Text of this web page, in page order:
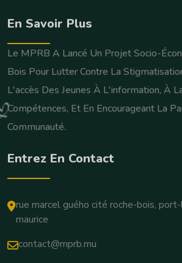
En Savoir Plus
Le MPRB A Lancé Un Projet Socio-
Bois Pour Lutter Contre La
L'accès Des Jeunes À L'information, À
Compétences, Et En Encourageant La
Communauté.
Entrez En Contact
rue marcel guého cité roche-bois,
maurice
contact@mprb.mu